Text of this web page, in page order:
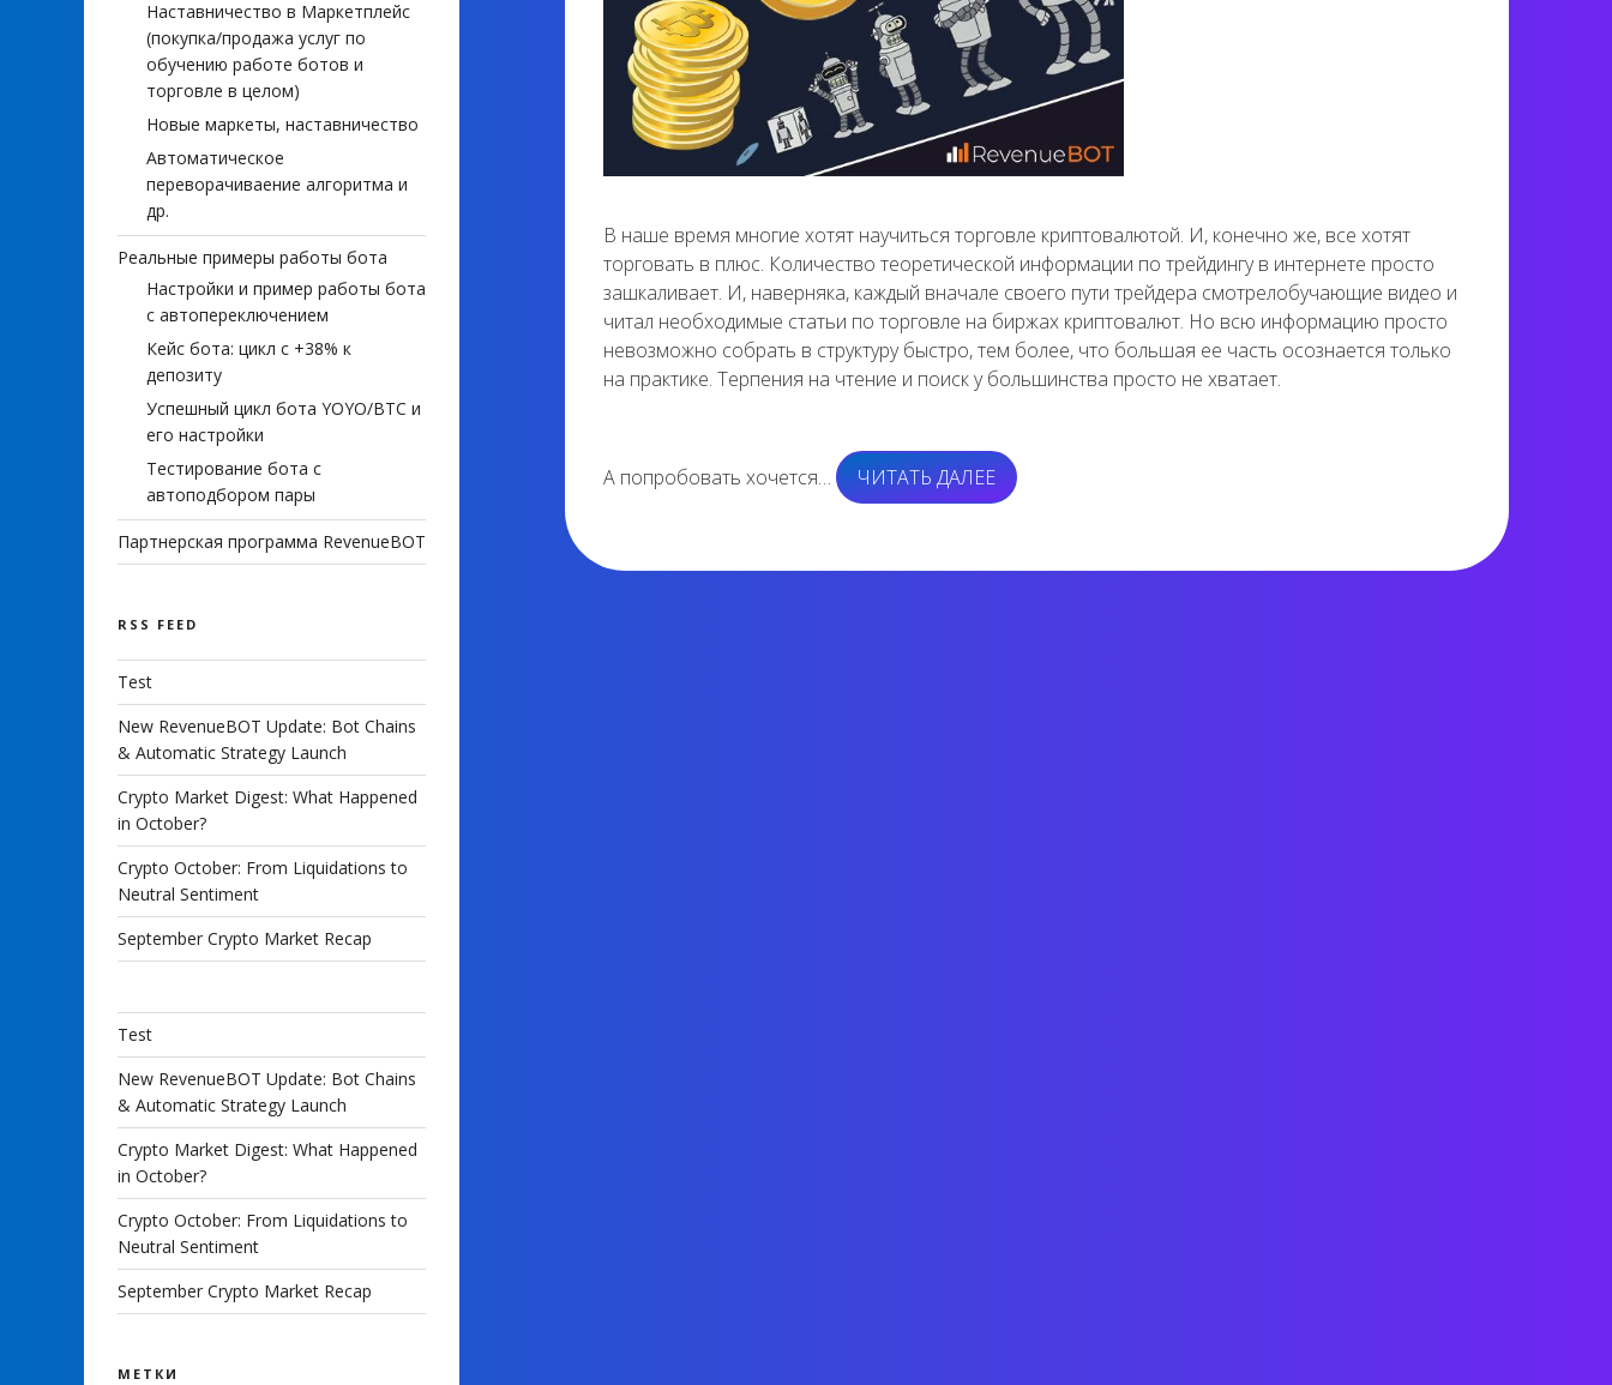
В наше время многие хотят научиться торговле криптовалютой. И, конечно же, все хотят
торговать в плюс. Количество теоретической информации по трейдингу в интернете просто
зашкаливает. И, наверняка, каждый вначале своего пути трейдера смотрелобучающие видео и
читал необходимые статьи по торговле на биржах криптовалют. Но всю информацию просто
невозможно собрать в структуру быстро, тем более, что большая ее часть осознается только
на практике. Терпения на чтение и поиск у большинства просто не хватает.
А попробовать хочется… ЧИТАТЬ ДАЛЕЕ«ДИСТАНЦИОННОЕ
ОБУЧЕНИЕ
Наставничество в Маркетплейс
(покупка/продажа услуг по
обучению работе ботов и
торговле в целом)
Новые маркеты, наставничество
Автоматическое
переворачиваение алгоритма и
др.
Реальные примеры работы бота
Настройки и пример работы бота
с автопереключением
Кейс бота: цикл с +38% к
депозиту
Успешный цикл бота YOYO/BTC и
его настройки
Тестирование бота с
автоподбором пары
Партнерская программа RevenueBOT
RSS FEED
Test
New RevenueBOT Update: Bot Chains
& Automatic Strategy Launch
Crypto Market Digest: What Happened
in October?
Crypto October: From Liquidations to
Neutral Sentiment
September Crypto Market Recap
Test
New RevenueBOT Update: Bot Chains
& Automatic Strategy Launch
Crypto Market Digest: What Happened
in October?
Crypto October: From Liquidations to
Neutral Sentiment
September Crypto Market Recap
МЕТКИ